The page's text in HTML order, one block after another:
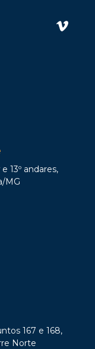
13º andares,
MG
167 e 168,
Norte